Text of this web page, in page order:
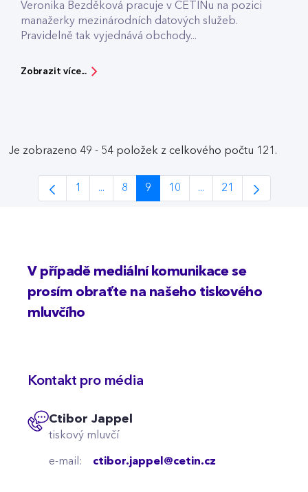
Veronika Bezděková pracuje v CETINu na pozici
manažerky mezinárodních datových služeb.
Pravidelně tak vyjednává obchody...
Zobrazit více...
Je zobrazeno 49 - 54 položek z celkového počtu 121.
Stránka
1 ...
Intermediate Pages Use TAB to navigate.
Stránka
8
Stránka
9
Stránka
10 ...
Intermediate Pages
Stránka
21
V případě mediální komunikace se
prosím obraťte na našeho tiskového
mluvčího
Kontakt pro média
Ctibor Jappel
tiskový mluvčí
e-mail: ctibor.jappel@cetin.cz